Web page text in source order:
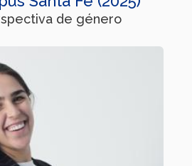
de género​